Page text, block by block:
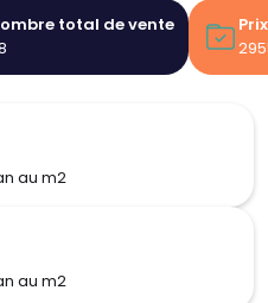
total de vente
au m2
au m2